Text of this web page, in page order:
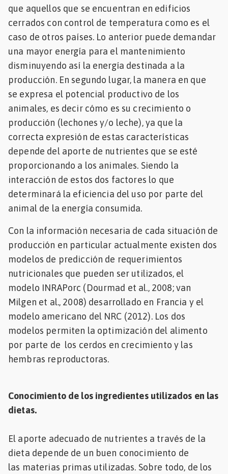
que aquellos que se encuentran en edificios
cerrados con control de temperatura como es el
caso de otros países. Lo anterior puede demandar
una mayor energía para el mantenimiento
disminuyendo así la energía destinada a la
producción. En segundo lugar, la manera en que
se expresa el potencial productivo de los
animales, es decir cómo es su crecimiento o
producción (lechones y/o leche), ya que la
correcta expresión de estas características
depende del aporte de nutrientes que se esté
proporcionando a los animales. Siendo la
interacción de estos dos factores lo que
determinará la eficiencia del uso por parte del
animal de la energía consumida.
Con la información necesaria de cada situación de
producción en particular actualmente existen dos
modelos de predicción de requerimientos
nutricionales que pueden ser utilizados, el
modelo INRAPorc (Dourmad et al., 2008; van
Milgen et al., 2008) desarrollado en Francia y el
modelo americano del NRC (2012). Los dos
modelos permiten la optimización del alimento
por parte de los cerdos en crecimiento y las
hembras reproductoras.
Conocimiento de los ingredientes utilizados en las
dietas.
El aporte adecuado de nutrientes a través de la
dieta depende de un buen conocimiento de
las materias primas utilizadas. Sobre todo, de los